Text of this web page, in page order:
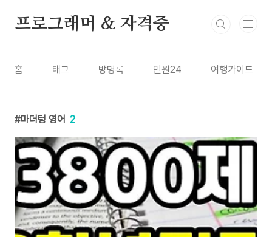
프로그래머 & 자격증
홈 태그 방명록 민원24 여행가이드
마더텅 영어 2